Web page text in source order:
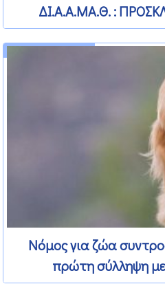
ΔΙ.Α.Α.ΜΑ.Θ. :
Νόμος για ζώα
πρώτη σύλληψη
16 Φεβρουαρίου 2012